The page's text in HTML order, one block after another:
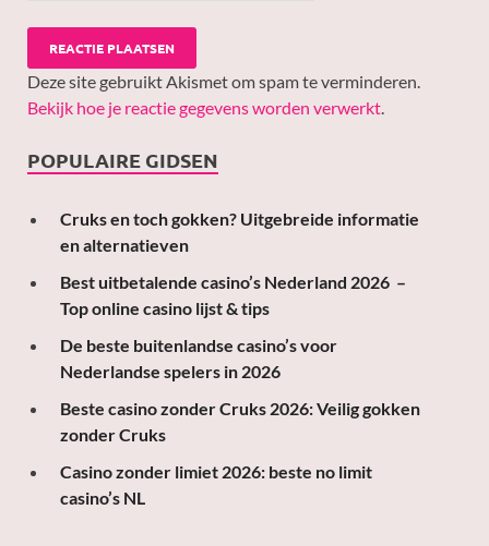
Deze site gebruikt Akismet om spam te verminderen.
Bekijk hoe je reactie gegevens worden verwerkt
POPULAIRE GIDSEN
Cruks en toch gokken? Uitgebreide informatie
en alternatieven
Best uitbetalende casino’s Nederland 2026 –
Top online casino lijst & tips
De beste buitenlandse casino’s voor
Nederlandse spelers in 2026
Beste casino zonder Cruks 2026: Veilig gokken
zonder Cruks
Casino zonder limiet 2026: beste no limit
casino’s NL